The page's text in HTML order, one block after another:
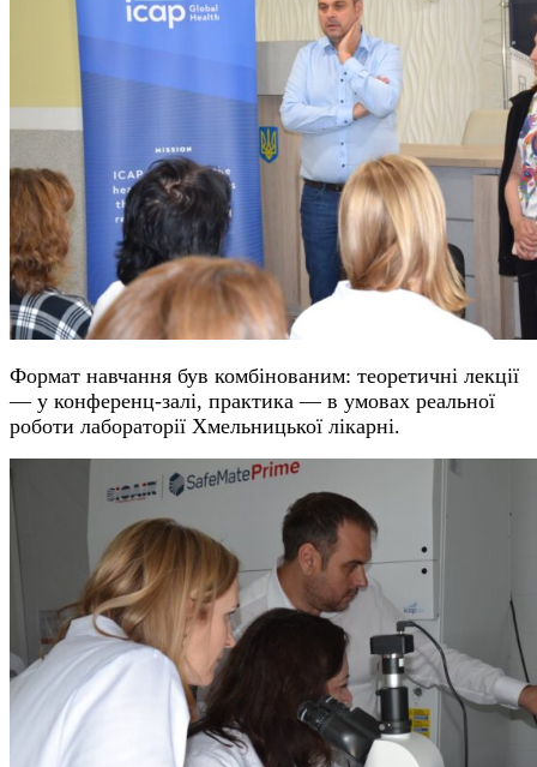
Формат навчання був комбінованим: теоретичні лекції
— у конференц-залі, практика — в умовах реальної
роботи лабораторії Хмельницької лікарні.